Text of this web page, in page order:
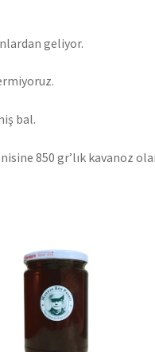
geliyor.
bal.
850 gr’lık kavanoz
sıralandı